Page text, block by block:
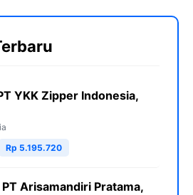
YKK Zipper Indonesia,
Rp 5.195.720
Arisamandiri Pratama,